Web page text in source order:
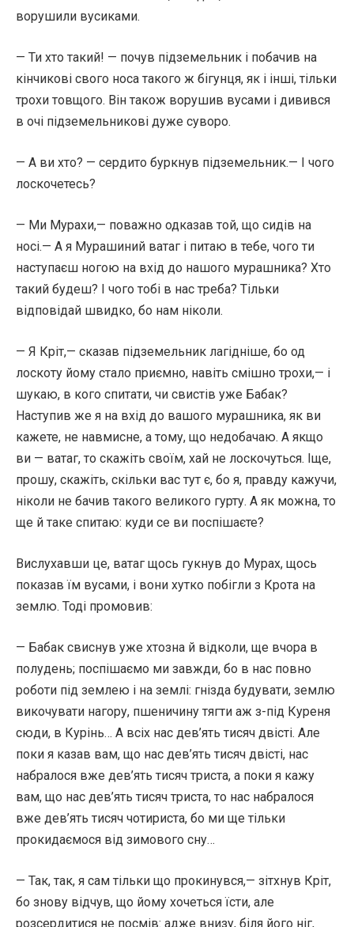
ворушили вусиками.
— Ти хто такий! — почув підземельник і побачив на
кінчикові свого носа такого ж бігунця, як і інші, тільки
трохи товщого. Він також ворушив вусами і дивився
в очі підземельникові дуже суворо.
— А ви хто? — сердито буркнув підземельник.— І чого
лоскочетесь?
— Ми Мурахи,— поважно одказав той, що сидів на
носі.— А я Мурашиний ватаг і питаю в тебе, чого ти
наступаєш ногою на вхід до нашого мурашника? Хто
такий будеш? І чого тобі в нас треба? Тільки
відповідай швидко, бо нам ніколи.
— Я Кріт,— сказав підземельник лагідніше, бо од
лоскоту йому стало приємно, навіть смішно трохи,— і
шукаю, в кого спитати, чи свистів уже Бабак?
Наступив же я на вхід до вашого мурашника, як ви
кажете, не навмисне, а тому, що недобачаю. А якщо
ви — ватаг, то скажіть своїм, хай не лоскочуться. Іще,
прошу, скажіть, скільки вас тут є, бо я, правду кажучи,
ніколи не бачив такого великого гурту. А як можна, то
ще й таке спитаю: куди се ви поспішаєте?
Вислухавши це, ватаг щось гукнув до Мурах, щось
показав їм вусами, і вони хутко побігли з Крота на
землю. Тоді промовив:
— Бабак свиснув уже хтозна й відколи, ще вчора в
полудень; поспішаємо ми завжди, бо в нас повно
роботи під землею і на землі: гнізда будувати, землю
викочувати нагору, пшеничину тягти аж з-під Куреня
сюди, в Курінь… А всіх нас дев’ять тисяч двісті. Але
поки я казав вам, що нас дев’ять тисяч двісті, нас
набралося вже дев’ять тисяч триста, а поки я кажу
вам, що нас дев’ять тисяч триста, то нас набралося
вже дев’ять тисяч чотириста, бо ми ще тільки
прокидаємося від зимового сну…
— Так, так, я сам тільки що прокинувся,— зітхнув Кріт,
бо знову відчув, що йому хочеться їсти, але
розсердитися не посмів: адже внизу, біля його ніг,